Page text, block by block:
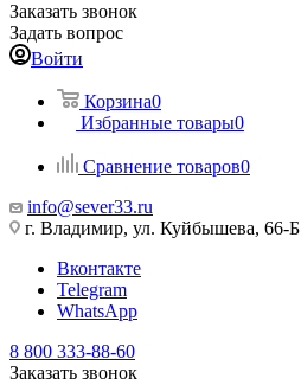
Заказать звонок
Задать вопрос
Войти
Корзина0
Избранные товары0
Сравнение товаров0
info@sever33.ru
г. Владимир, ул. Куйбышева, 66-Б
Вконтакте
Telegram
WhatsApp
8 800 333-88-60
Заказать звонок